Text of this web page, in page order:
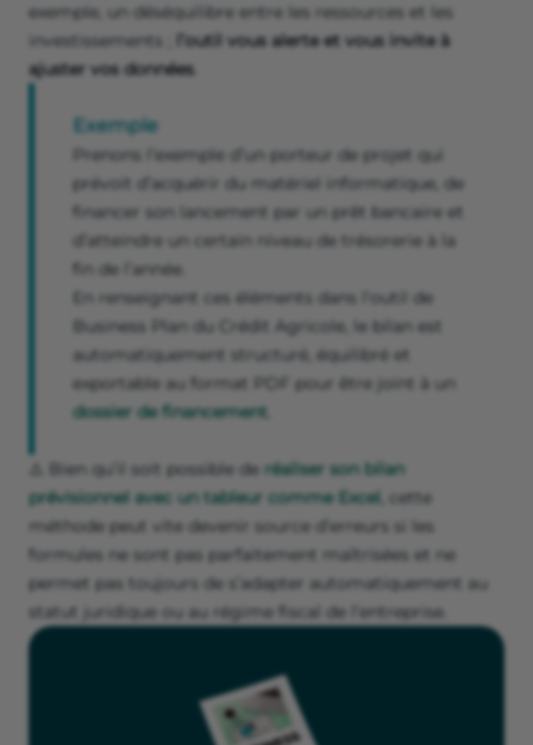
exemple, un déséquilibre entre les ressources et les
investissements ;
l’outil vous alerte et vous invite à
ajuster vos données.
Exemple
Prenons l’exemple d’un porteur de projet qui
prévoit d’acquérir du matériel informatique, de
financer son lancement par un prêt bancaire et
d’atteindre un certain niveau de trésorerie à la
fin de l’année.
En renseignant ces éléments dans l'outil de
Business Plan du Crédit Agricole, le bilan est
automatiquement structuré, équilibré et
exportable au format PDF pour être joint à un
dossier de financement
⚠️ Bien qu’il soit possible de réaliser son bilan
prévisionnel avec un tableur comme Excel , cette
méthode peut vite devenir source d’erreurs si les
formules ne sont pas parfaitement maîtrisées et ne
permet pas toujours de s’adapter automatiquement au
statut juridique ou au régime fiscal de l’entreprise.